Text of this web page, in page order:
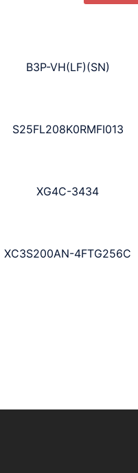
B3P-VH(LF)(SN)
S25FL208K0RMFI013
XG4C-3434
XC3S200AN-4FTG256C